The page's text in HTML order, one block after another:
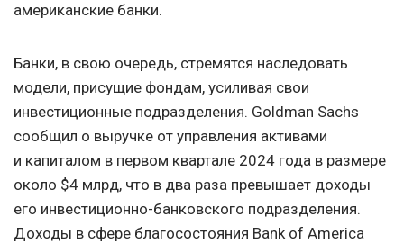
американские банки.
Банки, в свою очередь, стремятся наследовать
модели, присущие фондам, усиливая свои
инвестиционные подразделения. Goldman Sachs
сообщил о выручке от управления активами
и капиталом в первом квартале 2024 года в размере
около $4 млрд, что в два раза превышает доходы
его инвестиционно-банковского подразделения.
Доходы в сфере благосостояния Bank of America